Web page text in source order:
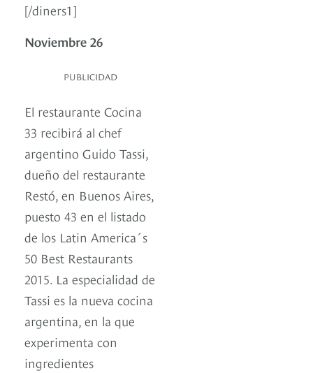
[/diners1]
Noviembre 26
PUBLICIDAD
El restaurante Cocina
33 recibirá al chef
argentino Guido Tassi,
dueño del restaurante
Restó, en Buenos Aires,
puesto 43 en el listado
de los Latin America´s
50 Best Restaurants
2015. La especialidad de
Tassi es la nueva cocina
argentina, en la que
experimenta con
ingredientes